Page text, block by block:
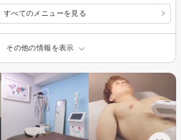
すべてのメニューを見る
その他の情報を表示